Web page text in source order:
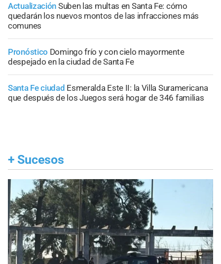
Actualización Suben las multas en Santa Fe: cómo
quedarán los nuevos montos de las infracciones más
comunes
Pronóstico Domingo frío y con cielo mayormente
despejado en la ciudad de Santa Fe
Santa Fe ciudad Esmeralda Este II: la Villa Suramericana
que después de los Juegos será hogar de 346 familias
+ Sucesos